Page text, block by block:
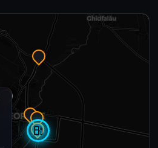
local_gas_station